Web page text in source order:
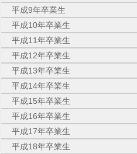
平成9年卒業生
平成10年卒業生
平成11年卒業生
平成12年卒業生
平成13年卒業生
平成14年卒業生
平成15年卒業生
平成16年卒業生
平成17年卒業生
平成18年卒業生